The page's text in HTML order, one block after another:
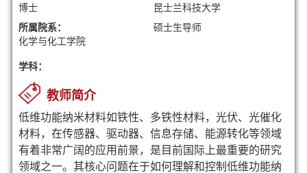
博士
昆士兰科技大学
所属院系：
化学与化工学院
硕士生导师
学科：
教师简介
低维功能纳米材料如铁性、多铁性材料，光伏、光催化
材料，在传感器、驱动器、信息存储、能源转化等领域
有着非常广阔的应用前景，是目前国际上最重要的研究
领域之一。其核心问题在于如何理解和控制低维功能纳